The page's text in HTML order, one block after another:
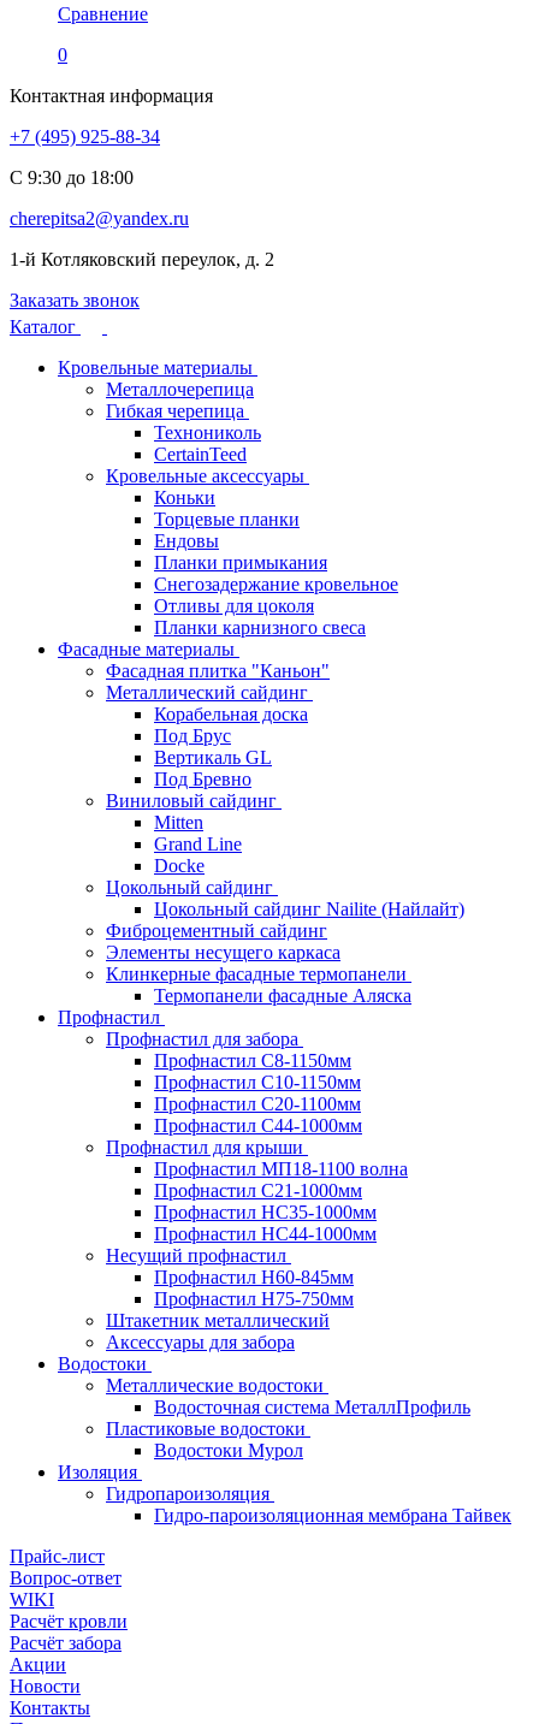
Сравнение
0
Контактная информация
+7 (495) 925-88-34
С 9:30 до 18:00
cherepitsa2@yandex.ru
1-й Котляковский переулок, д. 2
Заказать звонок
Каталог
Кровельные материалы
Металлочерепица
Гибкая черепица
Технониколь
CertainTeed
Кровельные аксессуары
Коньки
Торцевые планки
Ендовы
Планки примыкания
Снегозадержание кровельное
Отливы для цоколя
Планки карнизного свеса
Фасадные материалы
Фасадная плитка "Каньон"
Металлический сайдинг
Корабельная доска
Под Брус
Вертикаль GL
Под Бревно
Виниловый сайдинг
Mitten
Grand Line
Docke
Цокольный сайдинг
Цокольный сайдинг Nailite (Найлайт)
Фиброцементный сайдинг
Элементы несущего каркаса
Клинкерные фасадные термопанели
Термопанели фасадные Аляска
Профнастил
Профнастил для забора
Профнастил С8-1150мм
Профнастил С10-1150мм
Профнастил С20-1100мм
Профнастил С44-1000мм
Профнастил для крыши
Профнастил МП18-1100 волна
Профнастил С21-1000мм
Профнастил HC35-1000мм
Профнастил НС44-1000мм
Несущий профнастил
Профнастил Н60-845мм
Профнастил H75-750мм
Штакетник металлический
Аксессуары для забора
Водостоки
Металлические водостоки
Водосточная система МеталлПрофиль
Пластиковые водостоки
Водостоки Мурол
Изоляция
Гидропароизоляция
Гидро-пароизоляционная мембрана Тайвек
Прайс-лист
Вопрос-ответ
WIKI
Расчёт кровли
Расчёт забора
Акции
Новости
Контакты